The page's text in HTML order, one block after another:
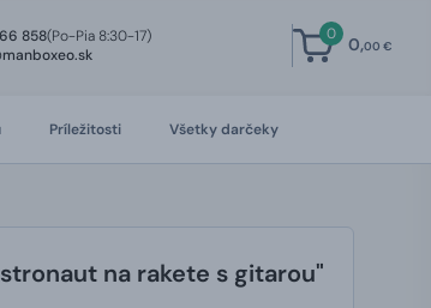
858(Po-Pia 8:30-17)
0 0,00 €
Príležitosti Všetky darčeky
na rakete s gitarou"